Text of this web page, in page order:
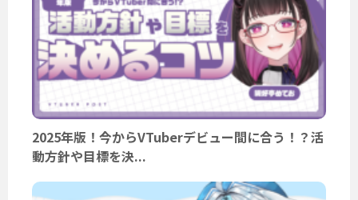
2025年版！今からVTuberデビュー間に合う！？活
動方針や目標を決...